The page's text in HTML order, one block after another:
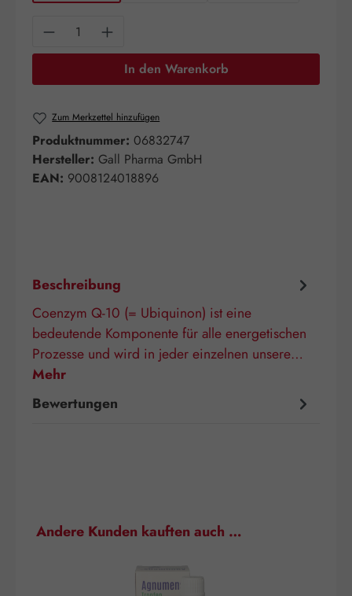
Produkt Anzahl: Gib den gewünschten
In den Warenkorb
Zum Merkzettel hinzufügen
Produktnummer: 06832747
Hersteller: Gall Pharma GmbH
EAN: 9008124018896
Beschreibung
Coenzym Q-10 (= Ubiquinon) ist eine
bedeutende Komponente für alle energetischen
Prozesse und wird in jeder einzelnen unsere…
Mehr
Bewertungen
Produktgalerie überspringen
Andere Kunden kauften auch …